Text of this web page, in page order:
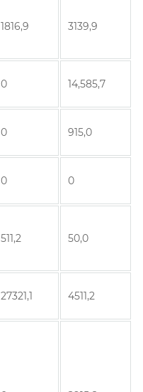
1816,9 3139,9
0 14,585,7
0 915,0
0 0
511,2 50,0
27321,1 4511,2